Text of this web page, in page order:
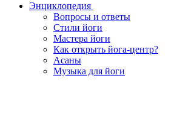
Энциклопедия
Вопросы и ответы
Стили йоги
Мастера йоги
Как открыть йога-центр?
Асаны
Музыка для йоги